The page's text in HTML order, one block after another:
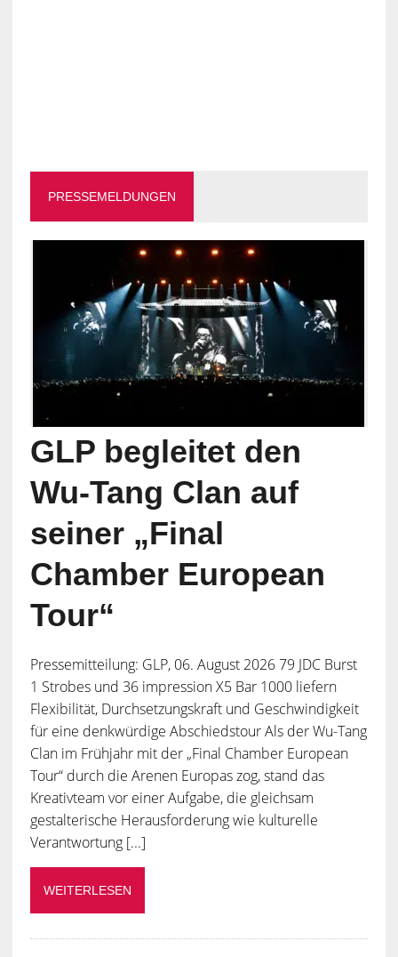
PRESSEMELDUNGEN
GLP begleitet den
Wu-Tang Clan auf
seiner „Final
Chamber European
Tour“
Pressemitteilung: GLP, 06. August 2026 79 JDC Burst
1 Strobes und 36 impression X5 Bar 1000 liefern
Flexibilität, Durchsetzungskraft und Geschwindigkeit
für eine denkwürdige Abschiedstour Als der Wu-Tang
Clan im Frühjahr mit der „Final Chamber European
Tour“ durch die Arenen Europas zog, stand das
Kreativteam vor einer Aufgabe, die gleichsam
gestalterische Herausforderung wie kulturelle
Verantwortung [...]
WEITERLESEN